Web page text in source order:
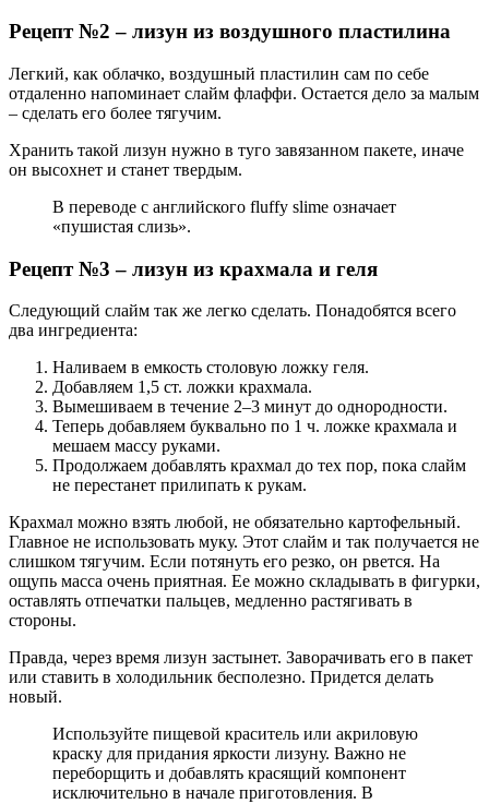
Рецепт №2 – лизун из воздушного пластилина
Легкий, как облачко, воздушный пластилин сам по себе
отдаленно напоминает слайм флаффи. Остается дело за малым
– сделать его более тягучим.
Хранить такой лизун нужно в туго завязанном пакете, иначе
он высохнет и станет твердым.
В переводе с английского fluffy slime означает
«пушистая слизь».
Рецепт №3 – лизун из крахмала и геля
Следующий слайм так же легко сделать. Понадобятся всего
два ингредиента:
Наливаем в емкость столовую ложку геля.
Добавляем 1,5 ст. ложки крахмала.
Вымешиваем в течение 2–3 минут до однородности.
Теперь добавляем буквально по 1 ч. ложке крахмала и
мешаем массу руками.
Продолжаем добавлять крахмал до тех пор, пока слайм
не перестанет прилипать к рукам.
Крахмал можно взять любой, не обязательно картофельный.
Главное не использовать муку. Этот слайм и так получается не
слишком тягучим. Если потянуть его резко, он рвется. На
ощупь масса очень приятная. Ее можно складывать в фигурки,
оставлять отпечатки пальцев, медленно растягивать в
стороны.
Правда, через время лизун застынет. Заворачивать его в пакет
или ставить в холодильник бесполезно. Придется делать
новый.
Используйте пищевой краситель или акриловую
краску для придания яркости лизуну. Важно не
переборщить и добавлять красящий компонент
исключительно в начале приготовления. В